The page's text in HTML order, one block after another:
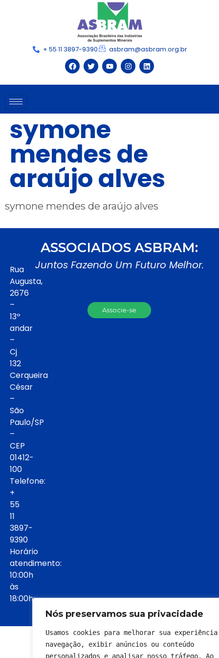
Nós preservamos sua privacidade
Usamos cookies para melhorar sua
navegação, exibir anúncios ou conteúdo
personalizados e analisar nosso tráfego. Ao
+ 55 11 3897-9390 asbram@asbram.org.br
symone
mendes de
araújo alves
symone mendes de araújo alves
Rua
Augusta,
2676
–
13º
andar
–
Cj
132
Cerqueira
César
–
São
Paulo/SP
–
CEP
01412-
100
Telefone:
+
55
11
3897-
9390
Horário
atendimento:
10:00h
às
18:00h:
ASSOCIADOS ASBRAM:
Juntos Fazendo Um Futuro Melhor.
Associe-se
© 2022 - Todos os direitos reservados